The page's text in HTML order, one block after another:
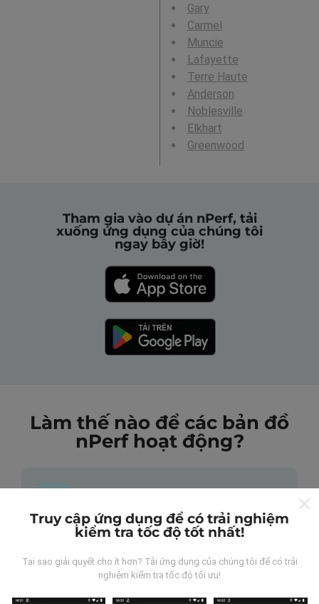
Gary
Carmel
Muncie
Lafayette
Terre Haute
Anderson
Noblesville
Elkhart
Greenwood
Tham gia vào dự án nPerf, tải
xuống ứng dụng của chúng tôi
ngay bây giờ!
Làm thế nào để các bản đồ
nPerf hoạt động?
Những dữ liệu này đến từ đâu?
Dữ liệu được thu thập từ các lần đo được thực hiện
Truy cập ứng dụng để có trải nghiệm
kiểm tra tốc độ tốt nhất!
Tại sao giải quyết cho ít hơn? Tải ứng dụng của chúng tôi để có trải
nghiệm kiểm tra tốc độ tối ưu!